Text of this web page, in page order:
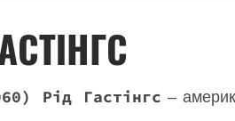
Рід Гастінгс –